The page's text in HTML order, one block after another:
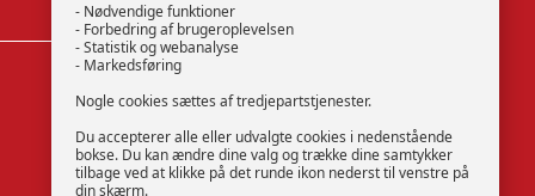
FØLG OS
- Nødvendige funktioner
- Forbedring af brugeroplevelsen
- Statistik og webanalyse
- Markedsføring
Nogle cookies sættes af tredjepartstjenester.
Du accepterer alle eller udvalgte cookies i nedenstående
bokse. Du kan ændre dine valg og trække dine samtykker
tilbage ved at klikke på det runde ikon nederst til venstre på
din skærm.